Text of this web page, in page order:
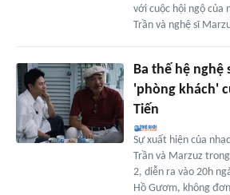
với cuộc hội ngộ của
Trần và nghệ sĩ
Ba thế hệ
'phòng khách'
Tiến
Sự xuất hiện của
Trần và Marzuz
2, diễn ra vào 20h
Hồ Gươm, không